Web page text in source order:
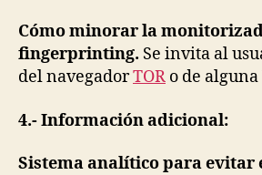
Cómo minorar la
fingerprinting. Se invita al
del navegadorTOR o de
4.- Información adicional:
Sistema analítico para evitar